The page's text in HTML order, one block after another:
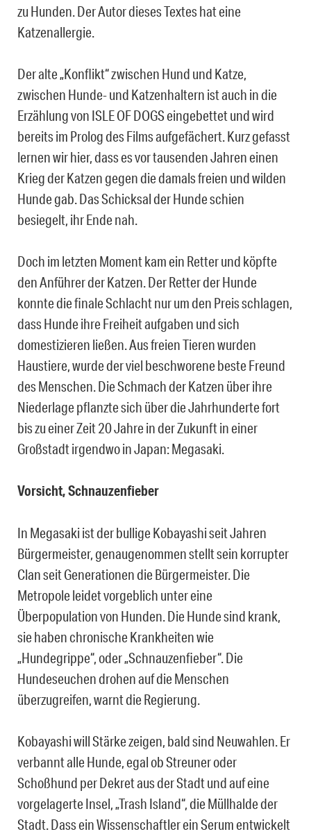
zu Hunden. Der Autor dieses Textes hat eine
Katzenallergie.
Der alte „Konflikt“ zwischen Hund und Katze,
zwischen Hunde- und Katzenhaltern ist auch in die
Erzählung von ISLE OF DOGS eingebettet und wird
bereits im Prolog des Films aufgefächert. Kurz gefasst
lernen wir hier, dass es vor tausenden Jahren einen
Krieg der Katzen gegen die damals freien und wilden
Hunde gab. Das Schicksal der Hunde schien
besiegelt, ihr Ende nah.
Doch im letzten Moment kam ein Retter und köpfte
den Anführer der Katzen. Der Retter der Hunde
konnte die finale Schlacht nur um den Preis schlagen,
dass Hunde ihre Freiheit aufgaben und sich
domestizieren ließen. Aus freien Tieren wurden
Haustiere, wurde der viel beschworene beste Freund
des Menschen. Die Schmach der Katzen über ihre
Niederlage pflanzte sich über die Jahrhunderte fort
bis zu einer Zeit 20 Jahre in der Zukunft in einer
Großstadt irgendwo in Japan: Megasaki.
Vorsicht, Schnauzenfieber
In Megasaki ist der bullige Kobayashi seit Jahren
Bürgermeister, genaugenommen stellt sein korrupter
Clan seit Generationen die Bürgermeister. Die
Metropole leidet vorgeblich unter eine
Überpopulation von Hunden. Die Hunde sind krank,
sie haben chronische Krankheiten wie
„Hundegrippe“, oder „Schnauzenfieber“. Die
Hundeseuchen drohen auf die Menschen
überzugreifen, warnt die Regierung.
Kobayashi will Stärke zeigen, bald sind Neuwahlen. Er
verbannt alle Hunde, egal ob Streuner oder
Schoßhund per Dekret aus der Stadt und auf eine
vorgelagerte Insel, „Trash Island“, die Müllhalde der
Stadt. Dass ein Wissenschaftler ein Serum entwickelt